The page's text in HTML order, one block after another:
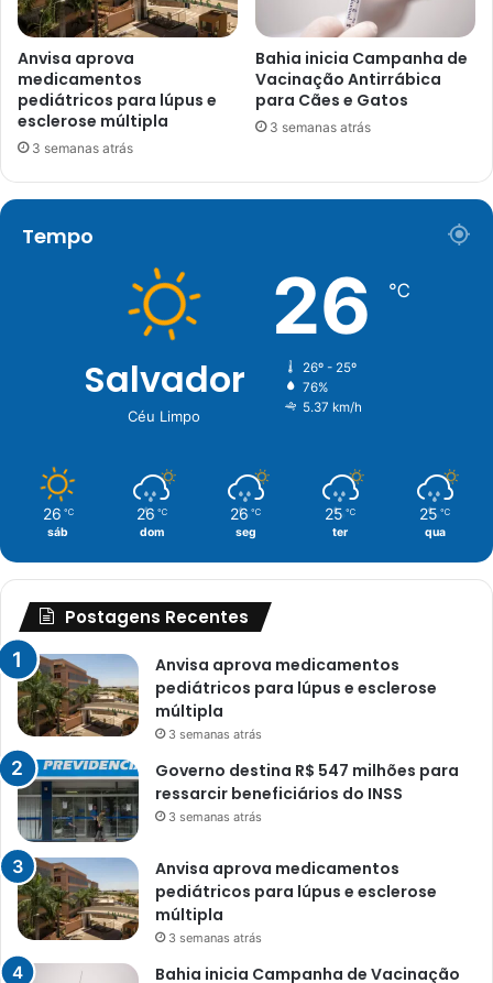
Anvisa aprova
medicamentos
pediátricos para lúpus e
esclerose múltipla
3 semanas atrás
Bahia inicia Campanha de
Vacinação Antirrábica
para Cães e Gatos
3 semanas atrás
Tempo
Salvador
Céu Limpo
26 ℃
26º - 25º
76%
5.37 km/h
26 ℃
sáb
26 ℃
dom
26 ℃
seg
25 ℃
ter
25 ℃
qua
Postagens Recentes
Anvisa aprova medicamentos
pediátricos para lúpus e esclerose
múltipla
3 semanas atrás
Governo destina R$ 547 milhões para
ressarcir beneficiários do INSS
3 semanas atrás
Anvisa aprova medicamentos
pediátricos para lúpus e esclerose
múltipla
3 semanas atrás
Bahia inicia Campanha de Vacinação